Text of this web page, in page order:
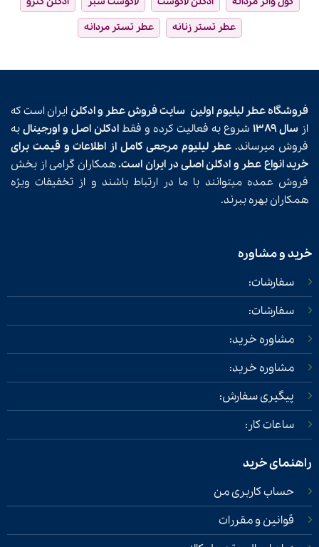
عطر تستر زنانه
عطر تستر مردانه
فروشگاه عطر لیلیوم اولین سایت فروش عطر و ادکلن ایران است که
از سال ۱۳۸۹ شروع به فعالیت کرده و فقط ادکلن اصل و اورجینال به
فروش میرساند. عطر لیلیوم مرجعی کامل از اطلاعات و قیمت برای
خرید انواع عطر و ادکلن اصلی در ایران است.همکاران گرامی از بخش
فروش عمده میتوانند با ما در ارتباط باشند و از تخفیفات ویژه
همکاران بهره ببرند.
خرید و مشاوره
سفارشات:
سفارشات:
مشاوره خرید:
مشاوره خرید:
پیگیری سفارش:
ساعات کار:
راهنمای خرید
حساب کاربری من
قوانین و مقررات